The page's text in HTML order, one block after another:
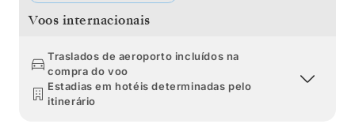
Voos internacionais
Traslados de aeroporto incluídos na
compra do voo
Estadias em hotéis determinadas pelo
itinerário